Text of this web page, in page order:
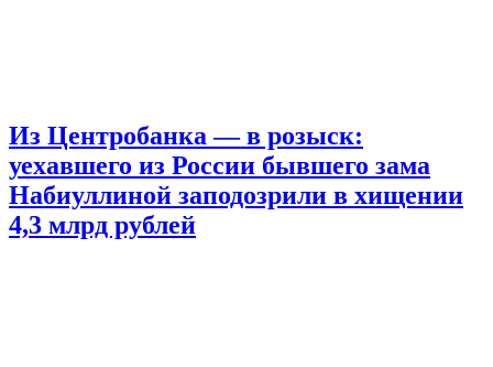
Из Центробанка — в розыск:
уехавшего из России бывшего зама
Набиуллиной заподозрили в хищении
4,3 млрд рублей